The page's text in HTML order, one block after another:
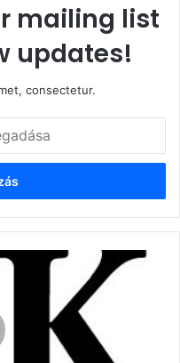
mailing list
updates!
consectetur.